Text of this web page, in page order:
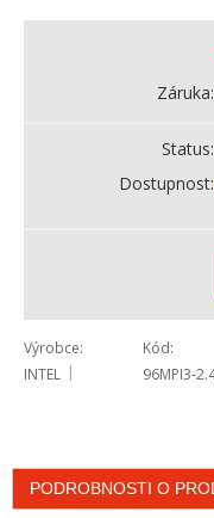
Záruka
Status
Dostupnost
Výrobce
INTEL
Kód
96MPI3-
PODROBNOSTI O